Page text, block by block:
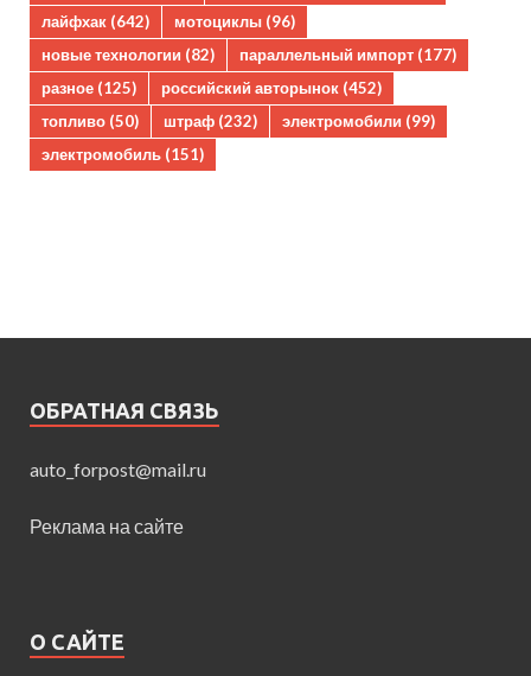
лайфхак (642) мотоциклы (96)
новые технологии (82) параллельный импорт (177)
разное (125) российский авторынок (452)
топливо (50) штраф (232) электромобили (99)
электромобиль (151)
ОБРАТНАЯ СВЯЗЬ
auto_forpost@mail.ru
Реклама на сайте
О САЙТЕ